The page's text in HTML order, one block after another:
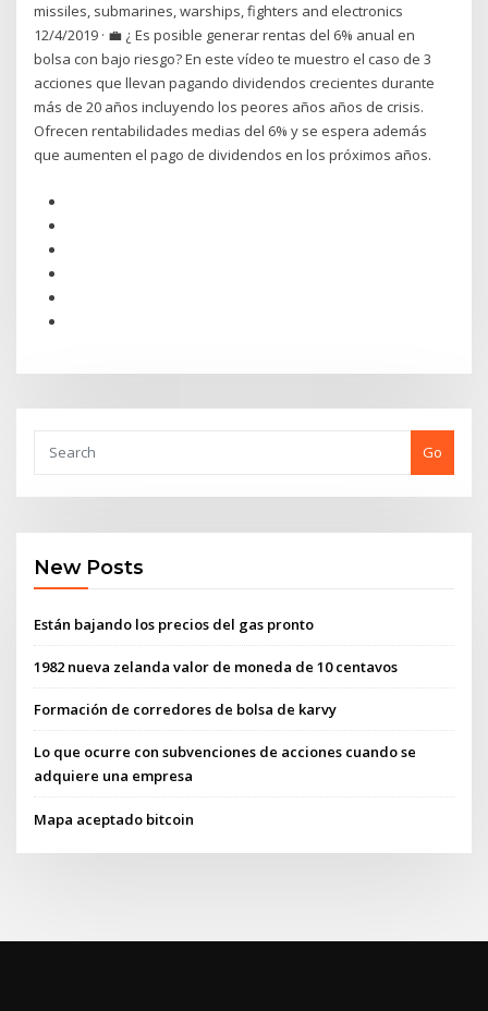
missiles, submarines, warships, fighters and electronics
12/4/2019 · 💼 ¿ Es posible generar rentas del 6% anual en
bolsa con bajo riesgo? En este vídeo te muestro el caso de 3
acciones que llevan pagando dividendos crecientes durante
más de 20 años incluyendo los peores años años de crisis.
Ofrecen rentabilidades medias del 6% y se espera además
que aumenten el pago de dividendos en los próximos años.
Go
New Posts
Están bajando los precios del gas pronto
1982 nueva zelanda valor de moneda de 10 centavos
Formación de corredores de bolsa de karvy
Lo que ocurre con subvenciones de acciones cuando se
adquiere una empresa
Mapa aceptado bitcoin